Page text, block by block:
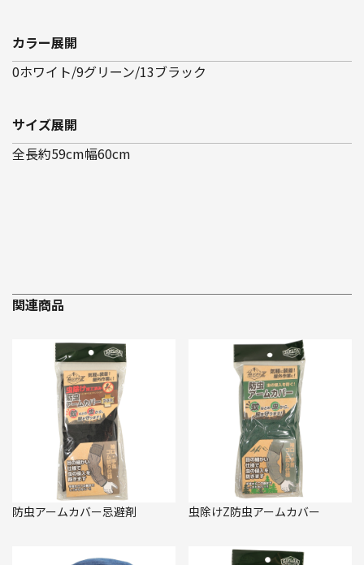
カラー展開
0ホワイト/9グリーン/13ブラック
サイズ展開
全長約59cm幅60cm
関連商品
防虫アームカバー忌避剤 虫除けZ防虫アームカバー